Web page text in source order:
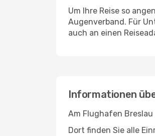
Um Ihre Reise so
Augenverband. Für
auch an einen
Informationen
Am Flughafen
Dort finden Sie alle